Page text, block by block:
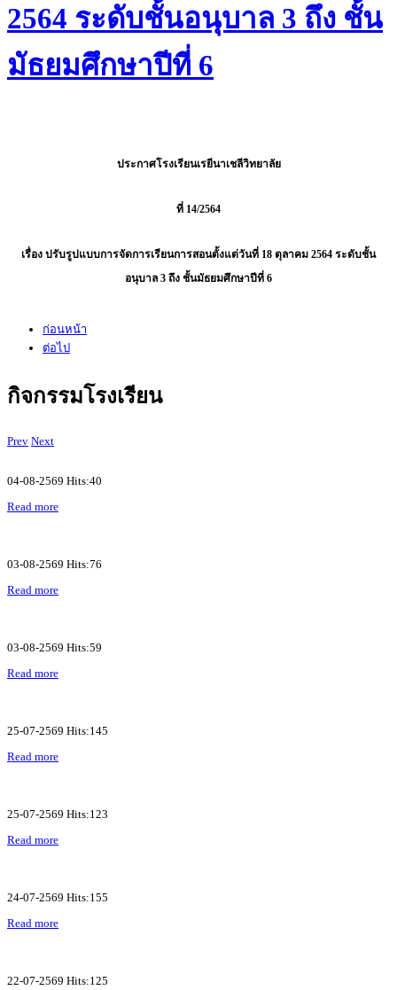
2564 ระดับชั้นอนุบาล 3 ถึง ชั้น
มัธยมศึกษาปีที่ 6
ประกาศโรงเรียนเรยีนาเชลีวิทยาลัย
ที่ 14/2564
เรื่อง ปรับรูปแบบการจัดการเรียนการสอนตั้งแต่วันที่ 18 ตุลาคม 2564 ระดับชั้น
อนุบาล 3 ถึง ชั้นมัธยมศึกษาปีที่ 6
ก่อนหน้า
ต่อไป
กิจกรรมโรงเรียน
Prev Next
04-08-2569 Hits:40
Read more
03-08-2569 Hits:76
Read more
03-08-2569 Hits:59
Read more
25-07-2569 Hits:145
Read more
25-07-2569 Hits:123
Read more
24-07-2569 Hits:155
Read more
22-07-2569 Hits:125